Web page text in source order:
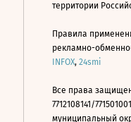
территории
Правила
рекламно-
INFOX, 24smi
Все права
7712108141/
муниципальный